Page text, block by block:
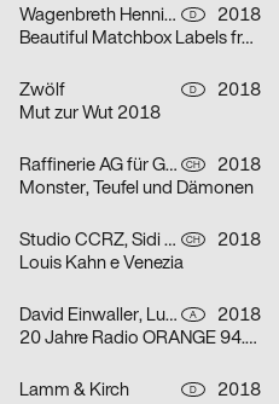
Wagenbreth Henning D
2018
Beautiful Matchbox Labels from all over the World
Zwölf D
2018
Mut zur Wut 2018
Raffinerie AG für Gestaltung CH
2018
Monster, Teufel und Dämonen
Studio CCRZ, Sidi Vanetti CH
2018
Louis Kahn e Venezia
David Einwaller, Lukas Novak A
2018
20 Jahre Radio ORANGE 94.0 – Das Freie Radio in Wien
Lamm & Kirch D
2018